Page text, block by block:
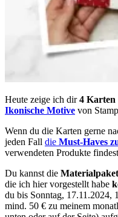
Heute zeige ich dir4 Karten
Ikonische Motive von
Wenn du die Karten gerne
jeden Fall die Must-Haves
verwendeten Produkte
Du kannst die
die ich hier vorgestellt habe
du bis Sonntag, 17.11.2024,
mind. 50 € zu meinem